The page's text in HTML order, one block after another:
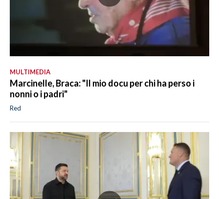
MULTIMEDIA
Marcinelle, Braca: "Il mio docu per chi ha perso i
nonni o i padri"
Red